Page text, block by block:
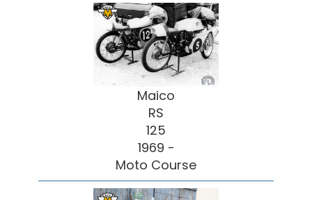
Maico
RS
125
1969 -
Moto Course